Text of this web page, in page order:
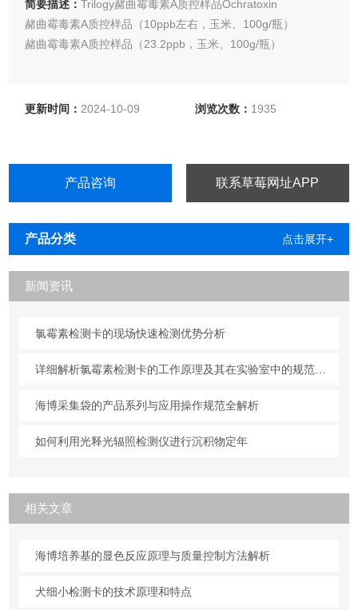
简要描述：Trilogy赭曲霉毒素A质控样品Ochratoxin
赭曲霉毒素A质控样品（10ppb左右，玉米、100g/瓶）
赭曲霉毒素A质控样品（23.2ppb，玉米、100g/瓶）
更新时间： 2024-10-09 浏览次数： 1935
产品咨询 联系草莓网址APP
产品分类 点击展开+
新闻资讯
氯霉素检测卡的现场快速检测优势分析
详细解析氯霉素检测卡的工作原理及其在实验室中的规范操作与维护方法
海博采集袋的产品系列与应用操作规范全解析
如何利用光释光辐照检测仪进行沉积物定年
相关文章
海博培养基的显色反应原理与质量控制方法解析
犬细小检测卡的技术原理和特点